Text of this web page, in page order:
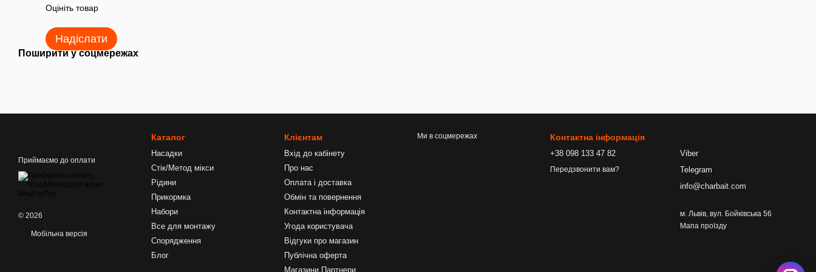
Оцініть товар
Надіслати
Поширити у соцмережах
Приймаємо до оплати
© 2026
Мобільна версія
Каталог
Насадки
Стік/Метод мікси
Рідини
Прикормка
Набори
Все для монтажу
Спорядження
Блог
Клієнтам
Вхід до кабінету
Про нас
Оплата і доставка
Обмін та повернення
Контактна інформація
Угода користувача
Відгуки про магазин
Публічна оферта
Магазини Партнери
Ми в соцмережах Контактна інформація
+38 098 133 47 82
Передзвонити вам?
Viber
Telegram
info@charbait.com
м. Львів, вул. Бойківська 56
Мапа проїзду